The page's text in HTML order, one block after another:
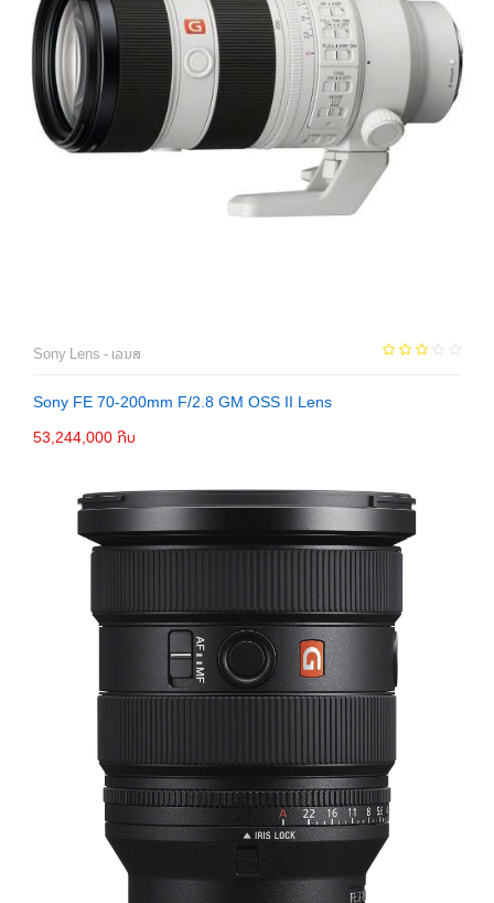
Sony Lens - ເລນສ
Sony FE 70-200mm F/2.8 GM OSS II Lens
53,244,000 ກີບ
ຕິດຕໍ່